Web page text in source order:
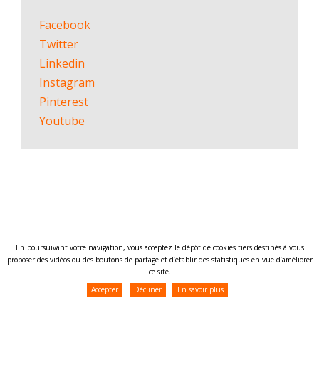
Facebook
Twitter
Linkedin
Instagram
Pinterest
Youtube
En poursuivant votre navigation, vous acceptez le dépôt de cookies tiers destinés à vous
proposer des vidéos ou des boutons de partage et d’établir des statistiques en vue d’améliorer
ce site.
Accepter
Décliner En savoir plus